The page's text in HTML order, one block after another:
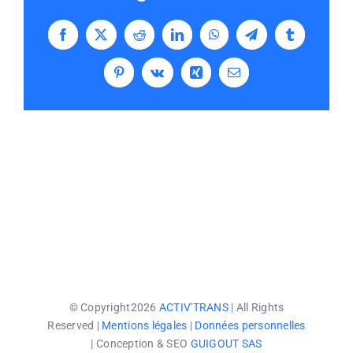
Facebook
X Reddit LinkedInWhatsAppTelegramTumblr
PinterestVk Xing Email
© Copyright2026 ACTIV'TRANS| All Rights
Reserved | Mentions légales | Données personnelles
| Conception & SEO GUIGOUT SAS